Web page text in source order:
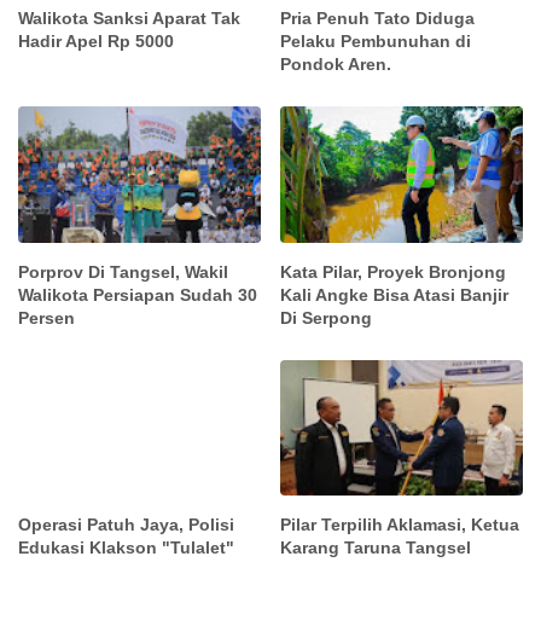
Walikota Sanksi Aparat Tak
Hadir Apel Rp 5000
Pria Penuh Tato Diduga
Pelaku Pembunuhan di
Pondok Aren.
Porprov Di Tangsel, Wakil
Walikota Persiapan Sudah 30
Persen
Kata Pilar, Proyek Bronjong
Kali Angke Bisa Atasi Banjir
Di Serpong
Operasi Patuh Jaya, Polisi
Edukasi Klakson "Tulalet"
Pilar Terpilih Aklamasi, Ketua
Karang Taruna Tangsel